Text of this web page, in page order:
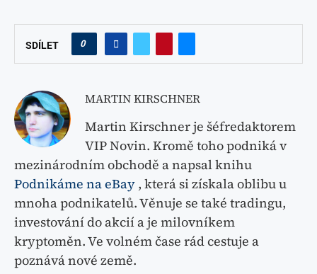
SDÍLET 0
MARTIN KIRSCHNER
Martin Kirschner je šéfredaktorem
VIP Novin. Kromě toho podniká v
mezinárodním obchodě a napsal knihu
Podnikáme na eBay , která si získala oblibu u
mnoha podnikatelů. Věnuje se také tradingu,
investování do akcií a je milovníkem
kryptoměn. Ve volném čase rád cestuje a
poznává nové země.